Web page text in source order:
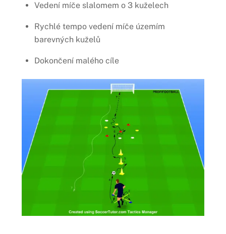
Vedení míče slalomem o 3 kuželech
Rychlé tempo vedení míče územím
barevných kuželů
Dokončení malého cíle